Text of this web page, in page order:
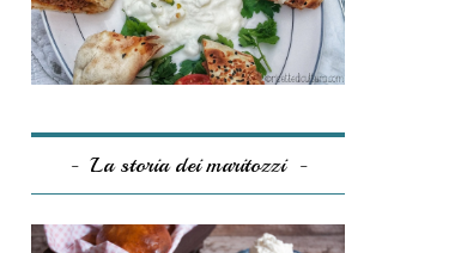
La storia dei maritozzi